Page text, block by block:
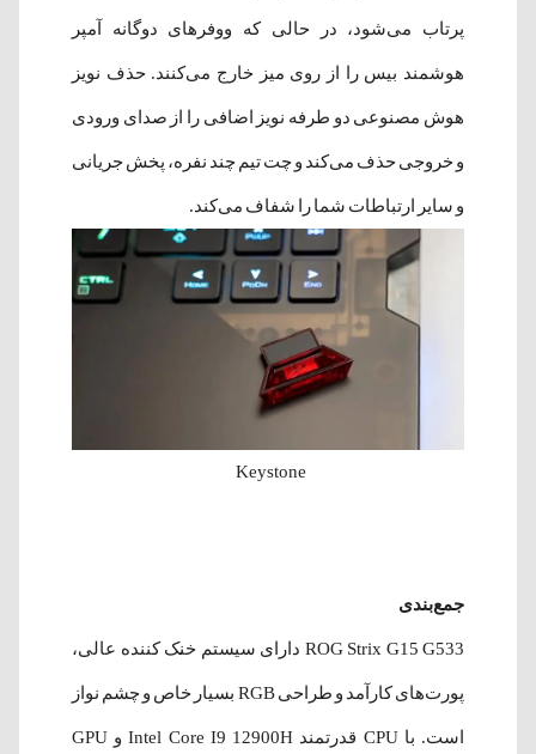
پرتاب می‌شود، در حالی که ووفرهای دوگانه آمپر
هوشمند بیس را از روی میز خارج می‌کنند. حذف نویز
هوش مصنوعی دو طرفه نویز اضافی را از صدای ورودی
و خروجی حذف می‌کند و چت تیم چند نفره، پخش جریانی
و سایر ارتباطات شما را شفاف می‌کند.
Keystone
جمع‌بندی
ROG Strix G15 G533 دارای سیستم خنک کننده عالی،
پورت‌های کارآمد و طراحی RGB بسیار خاص و چشم نواز
است. با CPU قدرتمند Intel Core I9 12900H و GPU